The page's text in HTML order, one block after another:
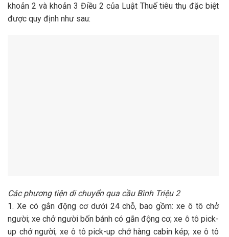
khoản 2 và khoản 3 Điều 2 của Luật Thuế tiêu thụ đặc biệt
được quy định như sau:
Các phương tiện di chuyển qua cầu Bình Triệu 2
1. Xe có gắn động cơ dưới 24 chỗ, bao gồm: xe ô tô chở
người; xe chở người bốn bánh có gắn động cơ; xe ô tô pick-
up chở người; xe ô tô pick-up chở hàng cabin kép; xe ô tô